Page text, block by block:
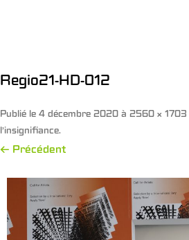
Regio21-HD-012
Publié le 4 décembre 2020 à 2560 × 1703
l’insignifiance.
← Précédent